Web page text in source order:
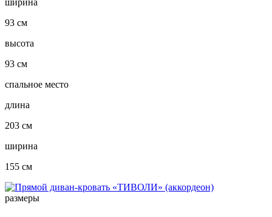
93 см
высота
93 см
спальное место
длина
203 см
ширина
155 см
размеры